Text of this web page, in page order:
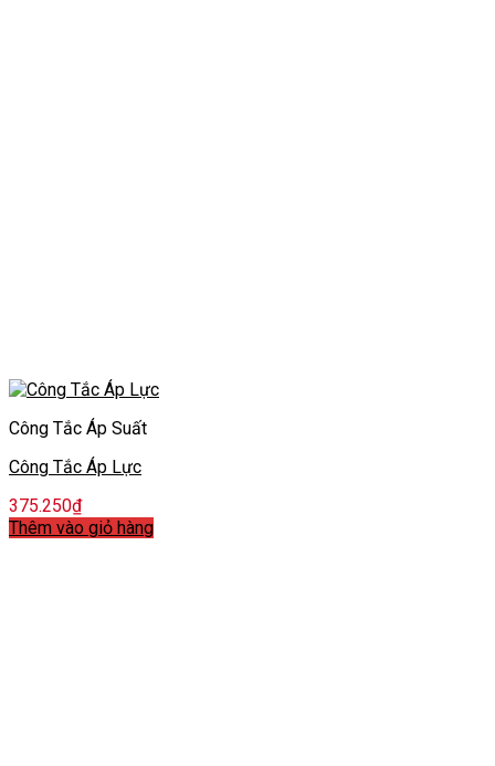
Công Tắc Áp Suất
Công Tắc Áp Lực
375.250₫
Thêm vào giỏ hàng